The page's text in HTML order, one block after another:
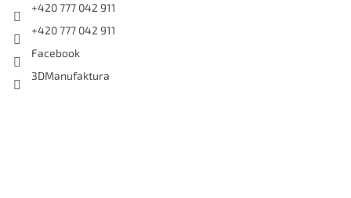
+420 777 042 911
+420 777 042 911
Facebook
3DManufaktura